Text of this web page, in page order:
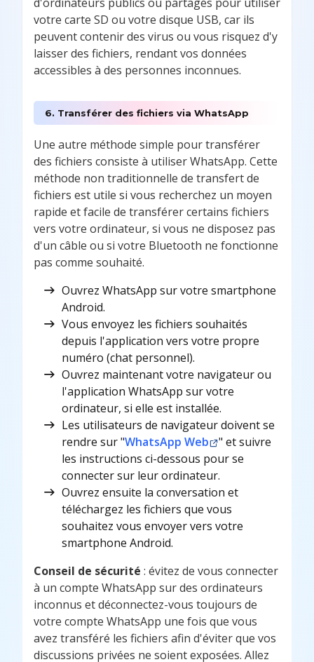
votre carte SD ou votre disque USB, car ils
peuvent contenir des virus ou vous risquez d'y
laisser des fichiers, rendant vos données
accessibles à des personnes inconnues.
6. Transférer des fichiers via WhatsApp
Une autre méthode simple pour transférer
des fichiers consiste à utiliser WhatsApp. Cette
méthode non traditionnelle de transfert de
fichiers est utile si vous recherchez un moyen
rapide et facile de transférer certains fichiers
vers votre ordinateur, si vous ne disposez pas
d'un câble ou si votre Bluetooth ne fonctionne
pas comme souhaité.
Ouvrez WhatsApp sur votre smartphone
Android.
Vous envoyez les fichiers souhaités
depuis l'application vers votre propre
numéro (chat personnel).
Ouvrez maintenant votre navigateur ou
l'application WhatsApp sur votre
ordinateur, si elle est installée.
Les utilisateurs de navigateur doivent se
rendre sur "WhatsApp Web
" et suivre
les instructions ci-dessous pour se
connecter sur leur ordinateur.
Ouvrez ensuite la conversation et
téléchargez les fichiers que vous
souhaitez vous envoyer vers votre
smartphone Android.
Conseil de sécurité : évitez de vous connecter
à un compte WhatsApp sur des ordinateurs
inconnus et déconnectez-vous toujours de
votre compte WhatsApp une fois que vous
avez transféré les fichiers afin d'éviter que vos
discussions privées ne soient exposées. Allez